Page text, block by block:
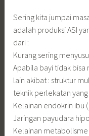
Sering kita jumpai
adalah produksi ASI
dari :
Kurang sering
Apabila bayi tidak bisa
lain akibat : struktur
teknik perlekatan yang
Kelainan endokrin ibu
Jaringan payudara
Kelainan